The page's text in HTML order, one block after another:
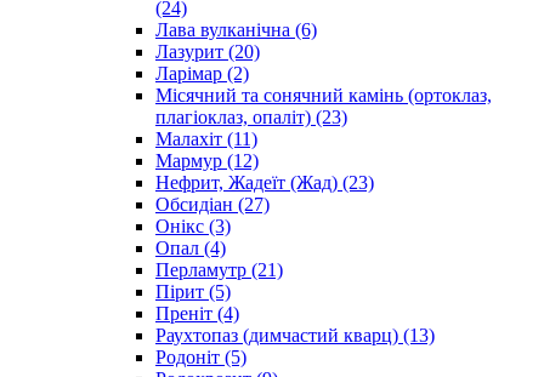
(24)
Лава вулканічна (6)
Лазурит (20)
Ларімар (2)
Місячний та сонячний камінь (ортоклаз,
плагіоклаз, опаліт) (23)
Малахіт (11)
Мармур (12)
Нефрит, Жадеїт (Жад) (23)
Обсидіан (27)
Онікс (3)
Опал (4)
Перламутр (21)
Пірит (5)
Преніт (4)
Раухтопаз (димчастий кварц) (13)
Родоніт (5)